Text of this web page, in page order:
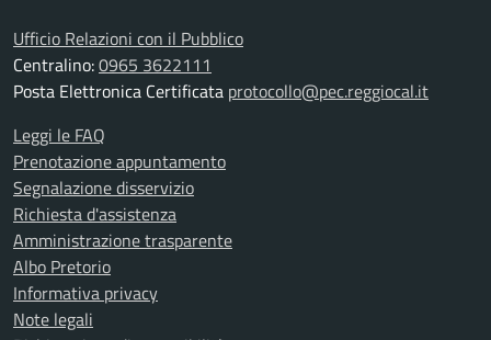
Ufficio Relazioni con il Pubblico
Centralino:0965 3622111
Posta Elettronica Certificata protocollo@pec.reggiocal.it
Leggi le FAQ
Prenotazione appuntamento
Segnalazione disservizio
Richiesta d'assistenza
Amministrazione trasparente
Albo Pretorio
Informativa privacy
Note legali